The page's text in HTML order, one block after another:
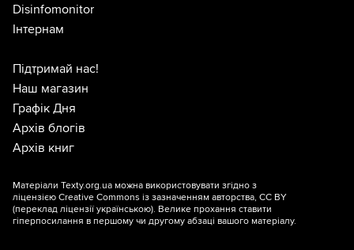
Disinfomonitor
Інтернам
Підтримай нас!
Наш магазин
Графік Дня
Архів блогів
Архів книг
Матеріали Texty.org.ua можна використовувати згідно з
ліцензією Creative Commons із зазначенням авторства, CC BY
(переклад ліцензії українською). Велике прохання ставити
гіперпосилання в першому чи другому абзаці вашого матеріалу.